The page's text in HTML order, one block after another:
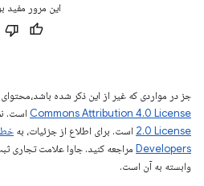
این مرور مفید
جز در مواردی که غیر از این ذکر شده
Commons Attribution 4.0 License است.
2.0 License است. برای اطلاع از جزئیات، به
Developers‏
وابسته به آن است.